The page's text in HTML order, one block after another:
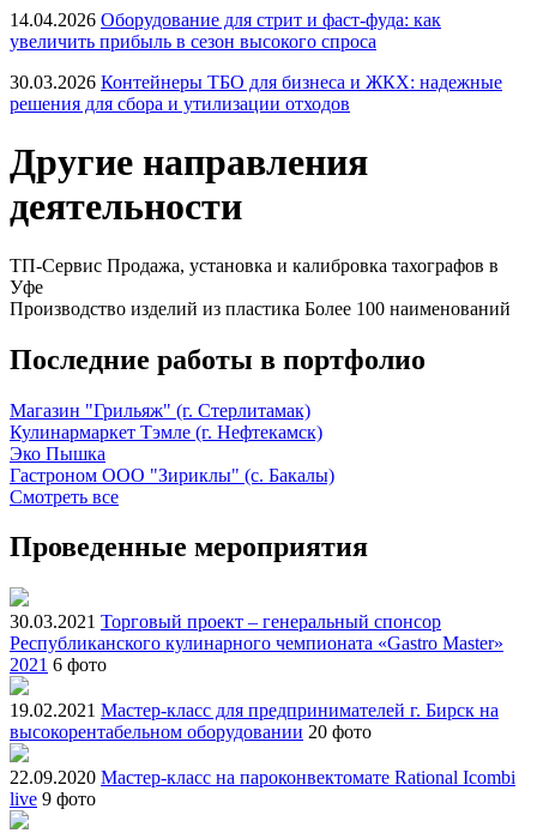
14.04.2026 Оборудование для стрит и фаст-фуда: как
увеличить прибыль в сезон высокого спроса
30.03.2026 Контейнеры ТБО для бизнеса и ЖКХ: надежные
решения для сбора и утилизации отходов
Другие направления
деятельности
ТП-Сервис Продажа, установка и калибровка тахографов в
Уфе
Производство изделий из пластика Более 100 наименований
Последние работы в портфолио
Магазин "Грильяж" (г. Стерлитамак)
Кулинармаркет Тэмле (г. Нефтекамск)
Эко Пышка
Гастроном ООО "Зириклы" (с. Бакалы)
Смотреть все
Проведенные мероприятия
30.03.2021 Торговый проект – генеральный спонсор
Республиканского кулинарного чемпионата «Gastro Master»
2021 6 фото
19.02.2021 Мастер-класс для предпринимателей г. Бирск на
высокорентабельном оборудовании 20 фото
22.09.2020 Мастер-класс на пароконвектомате Rational Icombi
live 9 фото